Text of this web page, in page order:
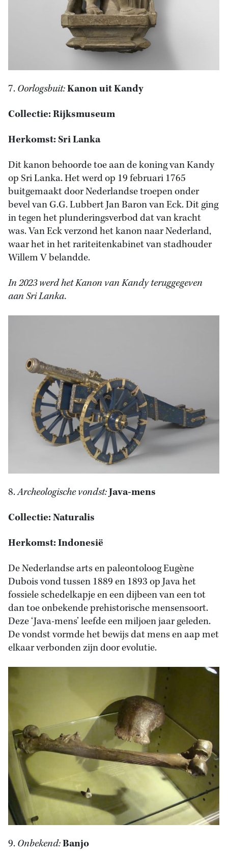
7.Oorlogsbuit:Kanon uit Kandy
Collectie: Rijksmuseum
Herkomst: Sri Lanka
Dit kanon behoorde toe aan de koning van Kandy
op Sri Lanka. Het werd op 19 februari 1765
buitgemaakt door Nederlandse troepen onder
bevel van G.G. Lubbert Jan Baron van Eck. Dit ging
in tegen het plunderingsverbod dat van kracht
was. Van Eck verzond het kanon naar Nederland,
waar het in het rariteitenkabinet van stadhouder
Willem V belandde.
In 2023 werd het Kanon van Kandy teruggegeven
aan Sri Lanka.
8.Archeologische vondst:Java-mens
Collectie: Naturalis
Herkomst: Indonesië
De Nederlandse arts en paleontoloog Eugène
Dubois vond tussen 1889 en 1893 op Java het
fossiele schedelkapje en een dijbeen van een tot
dan toe onbekende prehistorische mensensoort.
Deze ‘Java-mens’ leefde een miljoen jaar geleden.
De vondst vormde het bewijs dat mens en aap met
elkaar verbonden zijn door evolutie.
9.Onbekend:Banjo